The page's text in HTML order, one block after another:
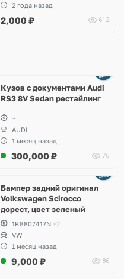
2 года назад
2,000 ₽ 612
Кузов с документами Audi
RS3 8V Sedan рестайлинг
~
AUDI
1 месяц назад
300,000 ₽ 76
Бампер задний оригинал
Volkswagen Scirocco
дорест, цвет зеленый
1K8807417N +2
VW
1 месяц назад
9,000 ₽ 86